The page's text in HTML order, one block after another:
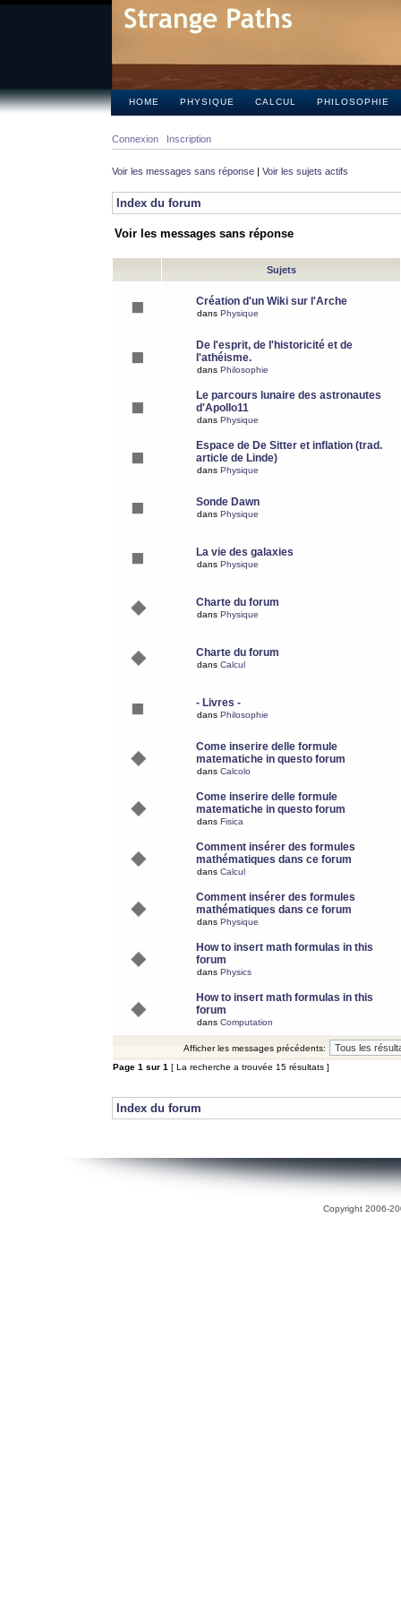
HOME PHYSIQUE CALCUL PHILOSOPHIE
Connexion Inscription
Voir les messages sans réponse | Voir les sujets actifs
Index du forum
Voir les messages sans réponse
Sujets
Création d'un Wiki sur l'Arche
dans Physique
De l'esprit, de l'historicité et de
l'athéisme.
dans Philosophie
Le parcours lunaire des astronautes
d'Apollo11
dans Physique
Espace de De Sitter et inflation (trad.
article de Linde)
dans Physique
Sonde Dawn
dans Physique
La vie des galaxies
dans Physique
Charte du forum
dans Physique
Charte du forum
dans Calcul
- Livres -
dans Philosophie
Come inserire delle formule
matematiche in questo forum
dans Calcolo
Come inserire delle formule
matematiche in questo forum
dans Fisica
Comment insérer des formules
mathématiques dans ce forum
dans Calcul
Comment insérer des formules
mathématiques dans ce forum
dans Physique
How to insert math formulas in this
forum
dans Physics
How to insert math formulas in this
forum
dans Computation
Afficher les messages précédents:
Page 1 sur 1 [ La recherche a trouvée 15 résultats ]
Index du forum
Copyright 2006-